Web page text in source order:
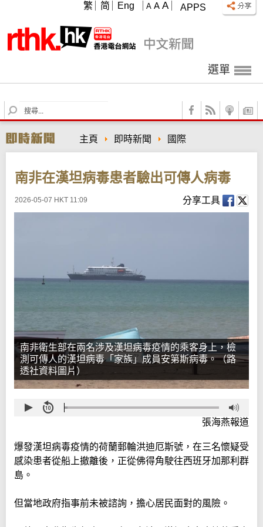
APPS
A A A
繁 简 Eng
選單
S
e
r
c
主頁 即時新聞 國際
南非在漢坦病毒患者驗出可傳人病毒
2026-05-07 HKT 11:09 分享工具
南非衛生部在兩名涉及漢坦病毒疫情的乘客身上，檢
測可傳人的漢坦病毒「家族」成員安第斯病毒。（路
透社資料圖片）
張海燕報道
爆發漢坦病毒疫情的荷蘭郵輪洪迪厄斯號，在三名懷疑受
感染患者從船上撤離後，正從佛得角駛往西班牙加那利群
島。
但當地政府指事前未被諮詢，擔心居民面對的風險。